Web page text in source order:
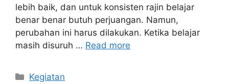
lebih baik, dan untuk konsisten rajin belajar
benar benar butuh perjuangan. Namun,
perubahan ini harus dilakukan. Ketika belajar
masih disuruh … Read more
Kategori
Kegiatan